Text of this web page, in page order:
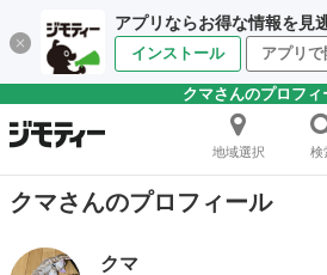
アプリならお得な情報を見
インストール アプリで
クマさんのプロフィ
地域選択 検
クマさんのプロフィール
クマ